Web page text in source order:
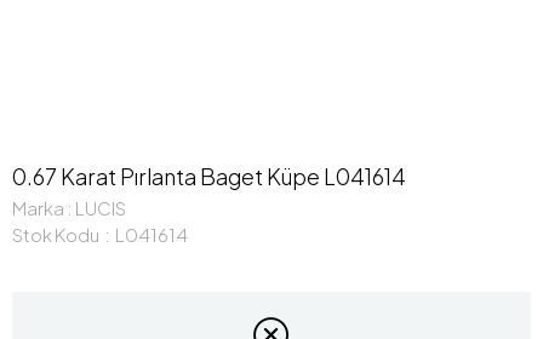
0.67 Karat Pırlanta Baget Küpe L041614
Marka : LUCIS
Stok Kodu
L041614